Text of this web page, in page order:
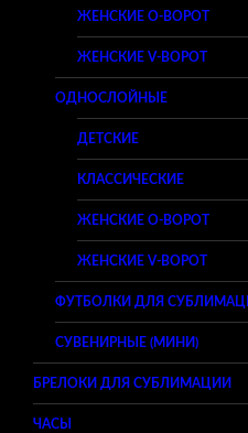
ЖЕНСКИЕ O-ВОРОТ
ЖЕНСКИЕ V-ВОРОТ
ОДНОСЛОЙНЫЕ
ДЕТСКИЕ
КЛАССИЧЕСКИЕ
ЖЕНСКИЕ O-ВОРОТ
ЖЕНСКИЕ V-ВОРОТ
ФУТБОЛКИ ДЛЯ
СУВЕНИРНЫЕ (МИНИ)
БРЕЛОКИ ДЛЯ СУБЛИМАЦИИ
ЧАСЫ